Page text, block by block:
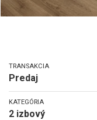
TRANSAKCIA
Predaj
KATEGÓRIA
2 izbový